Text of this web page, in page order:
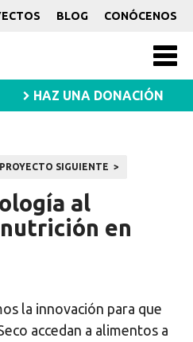
BLOG CONÓCENOS
HAZ UNA DONACIÓN
PROYECTO SIGUIENTE
al
en
la innovación para que
accedan a alimentos a